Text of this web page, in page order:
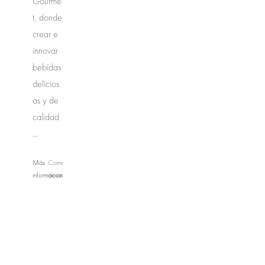
t, donde
crear e
innovar
bebidas
delicios
as y de
calidad
...
Más
información
Comentarios
desactivados